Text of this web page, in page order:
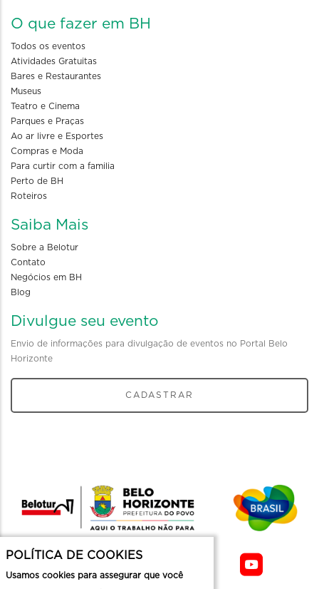
O que fazer em BH
Todos os eventos
Atividades Gratuitas
Bares e Restaurantes
Museus
Teatro e Cinema
Parques e Praças
Ao ar livre e Esportes
Compras e Moda
Para curtir com a familia
Perto de BH
Roteiros
Saiba Mais
Sobre a Belotur
Contato
Negócios em BH
Blog
Divulgue seu evento
Envio de informações para divulgação de eventos no Portal Belo
Horizonte
CADASTRAR
POLÍTICA DE COOKIES
Usamos cookies para assegurar que você